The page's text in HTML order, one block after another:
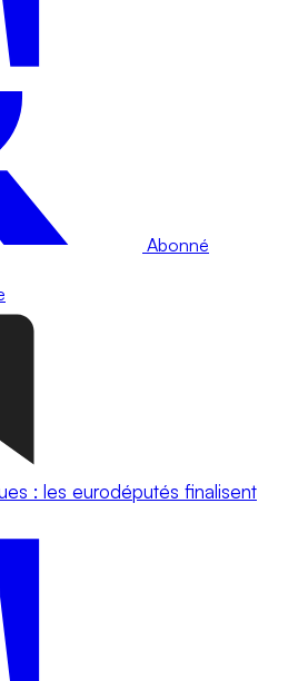
Abonné
: les eurodéputés finalisent